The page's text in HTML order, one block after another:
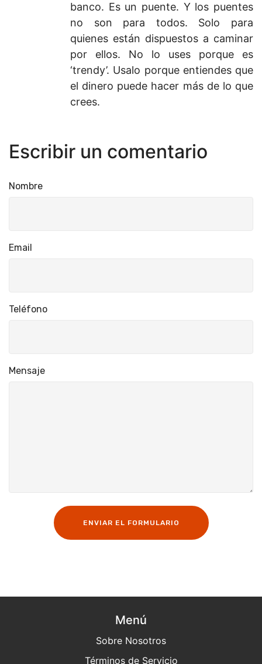
banco. Es un puente. Y los puentes
no son para todos. Solo para
quienes están dispuestos a caminar
por ellos. No lo uses porque es
‘trendy’. Usalo porque entiendes que
el dinero puede hacer más de lo que
crees.
Escribir un comentario
Nombre
Email
Teléfono
Mensaje
ENVIAR EL FORMULARIO
Menú
Sobre Nosotros
Términos de Servicio